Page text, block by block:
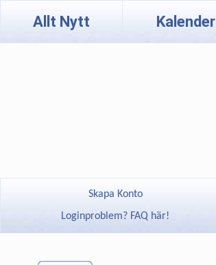
Allt Nytt Kalender
Skapa Konto
Loginproblem? FAQ här!